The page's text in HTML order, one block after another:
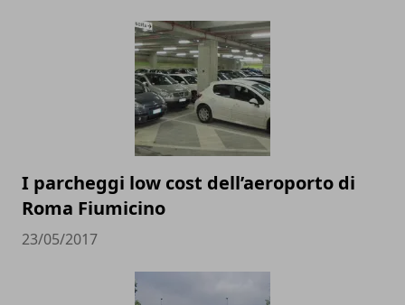
I parcheggi low cost dell’aeroporto di
Roma Fiumicino
23/05/2017